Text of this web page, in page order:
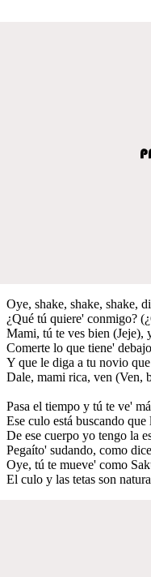
Oye, shake, shake, shake,
¿Qué tú quiere' conmigo?
Mami, tú te ves bien (Jeje),
Comerte lo que tiene'
Y que le diga a tu novio
Dale, mami rica, ven (Ven,
Pasa el tiempo y tú te ve'
Ese culo está buscando
De ese cuerpo yo tengo la
Pegaíto' sudando, como
Oye, tú te mueve' como
El culo y las tetas son